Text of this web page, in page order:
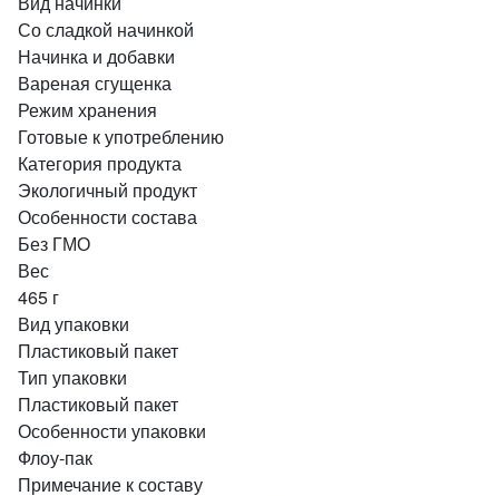
Со сладкой начинкой
Начинка и добавки
Вареная сгущенка
Режим хранения
Готовые к употреблению
Категория продукта
Экологичный продукт
Особенности состава
Без ГМО
Вес
465 г
Вид упаковки
Пластиковый пакет
Тип упаковки
Пластиковый пакет
Особенности упаковки
Флоу-пак
Примечание к составу